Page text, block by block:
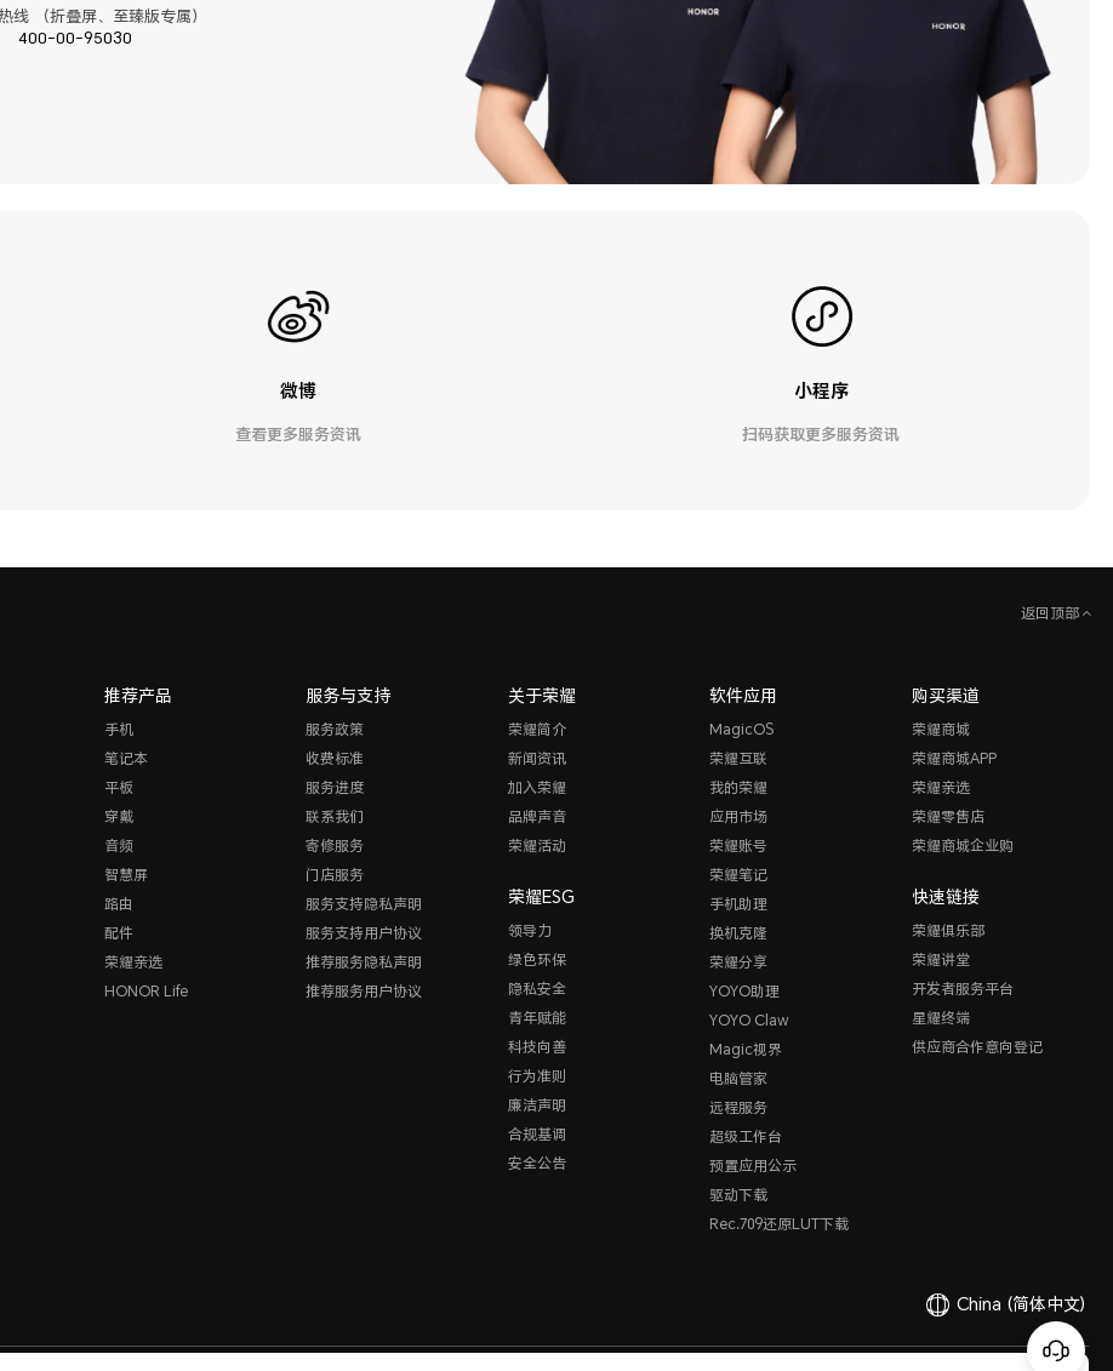
线 （折叠屏、至臻版专属）
400-00-95030
微博
查看更多服务资讯
小程序
扫码获取更多服务资讯
返回顶部
推荐产品
手机
笔记本
平板
穿戴
音频
智慧屏
路由
配件
荣耀亲选
HONOR Life
服务与支持
服务政策
收费标准
服务进度
联系我们
寄修服务
门店服务
服务支持隐私声明
服务支持用户协议
推荐服务隐私声明
推荐服务用户协议
关于荣耀
荣耀简介
新闻资讯
加入荣耀
品牌声音
荣耀活动
荣耀ESG
领导力
绿色环保
隐私安全
青年赋能
科技向善
行为准则
廉洁声明
合规基调
安全公告
软件应用
MagicOS
荣耀互联
我的荣耀
应用市场
荣耀账号
荣耀笔记
手机助理
换机克隆
荣耀分享
YOYO助理
YOYO Claw
Magic视界
电脑管家
远程服务
超级工作台
预置应用公示
驱动下载
Rec.709还原LUT下载
购买渠道
荣耀商城
荣耀商城APP
荣耀亲选
荣耀零售店
荣耀商城企业购
快速链接
荣耀俱乐部
荣耀讲堂
开发者服务平台
星耀终端
供应商合作意向登记
China (简体中文)